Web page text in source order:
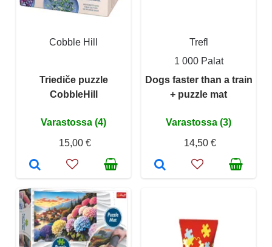
Cobble Hill
Triediče puzzle
CobbleHill
Varastossa (4)
15,00 €
Trefl
1 000 Palat
Dogs faster than a train
+ puzzle mat
Varastossa (3)
14,50 €